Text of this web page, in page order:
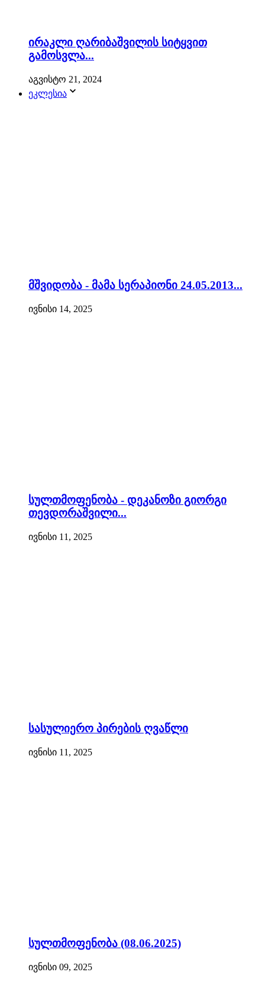
ირაკლი ღარიბაშვილის სიტყვით
გამოსვლა...
აგვისტო 21, 2024
ეკლესია
მშვიდობა - მამა სერაპიონი 24.05.2013...
ივნისი 14, 2025
სულთმოფენობა - დეკანოზი გიორგი
თევდორაშვილი...
ივნისი 11, 2025
სასულიერო პირების ღვაწლი
ივნისი 11, 2025
სულთმოფენობა (08.06.2025)
ივნისი 09, 2025